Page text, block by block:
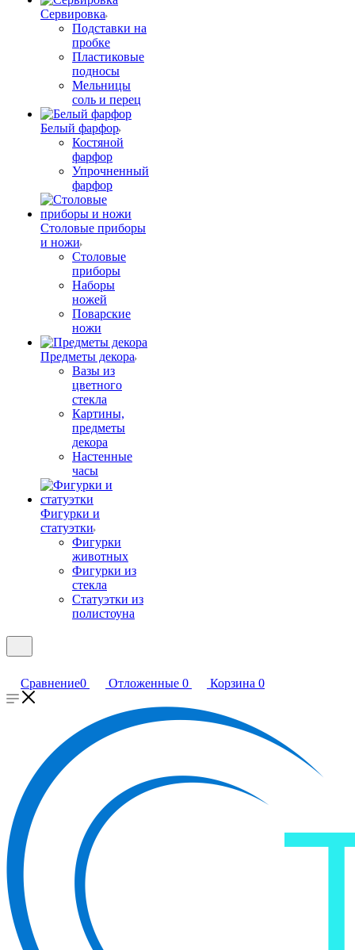
Сервировка
Подставки на
пробке
Пластиковые
подносы
Мельницы
соль и перец
Белый фарфор
Костяной
фарфор
Упрочненный
фарфор
Столовые приборы
и ножи
Столовые
приборы
Наборы
ножей
Поварские
ножи
Предметы декора
Вазы из
цветного
стекла
Картины,
предметы
декора
Настенные
часы
Фигурки и
статуэтки
Фигурки
животных
Фигурки из
стекла
Статуэтки из
полистоуна
Сравнение0 Отложенные 0 Корзина 0